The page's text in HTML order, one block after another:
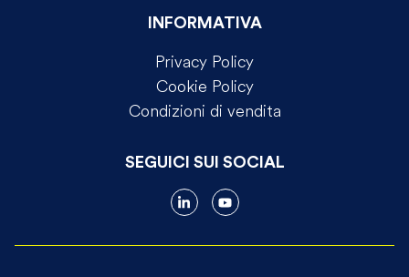
INFORMATIVA
Privacy Policy
Cookie Policy
Condizioni di vendita
SEGUICI SUI SOCIAL